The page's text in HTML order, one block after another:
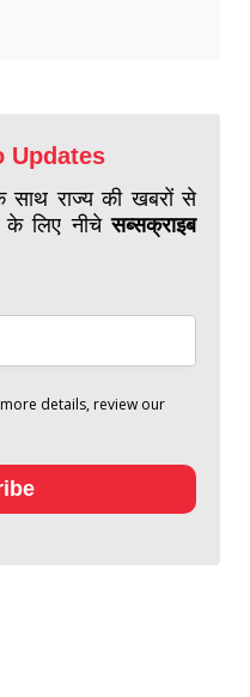
Updates
राज्य की खबरों से
लिए नीचेसब्सक्राइब
details, review our